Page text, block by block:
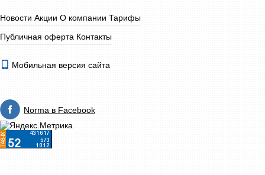
Новости Акции О компании Тарифы
Публичная оферта Контакты
Мобильная версия сайта
Norma в Facebook